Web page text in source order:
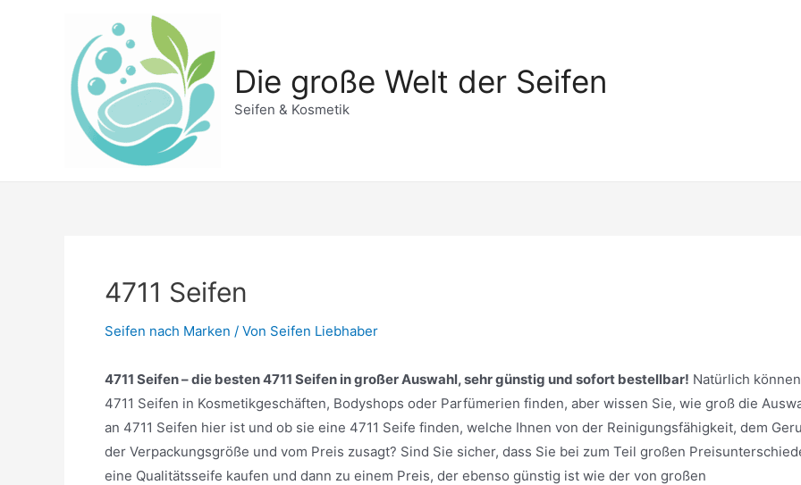
Die große Welt der Seifen
Seifen & Kosmetik
4711 Seifen
Seifen nach Marken / Von Seifen Liebhaber
4711 Seifen – die besten 4711 Seifen in großer Auswahl, sehr günstig und sofort bestellbar! Natürlich
4711 Seifen in Kosmetikgeschäften, Bodyshops oder Parfümerien finden, aber wissen Sie, wie groß die
an 4711 Seifen hier ist und ob sie eine 4711 Seife finden, welche Ihnen von der Reinigungsfähigkeit, dem
der Verpackungsgröße und vom Preis zusagt? Sind Sie sicher, dass Sie bei zum Teil großen
eine Qualitätsseife kaufen und dann zu einem Preis, der ebenso günstig ist wie der von großen